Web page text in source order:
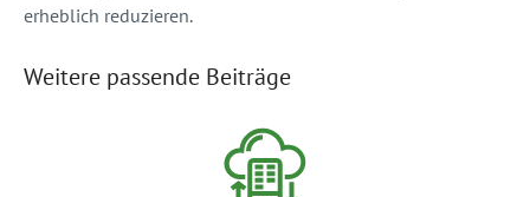
erheblich reduzieren.
Weitere passende Beiträge